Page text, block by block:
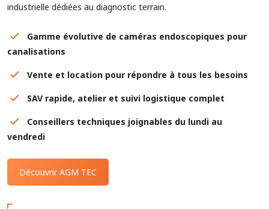
industrielle dédiées au diagnostic terrain.
Gamme évolutive de caméras endoscopiques pour
canalisations
Vente et location pour répondre à tous les besoins
SAV rapide, atelier et suivi logistique complet
Conseillers techniques joignables du lundi au
vendredi
Découvrir AGM TEC